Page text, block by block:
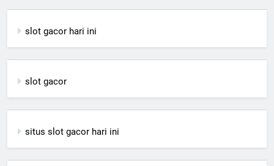
slot gacor hari ini
slot gacor
situs slot gacor hari ini